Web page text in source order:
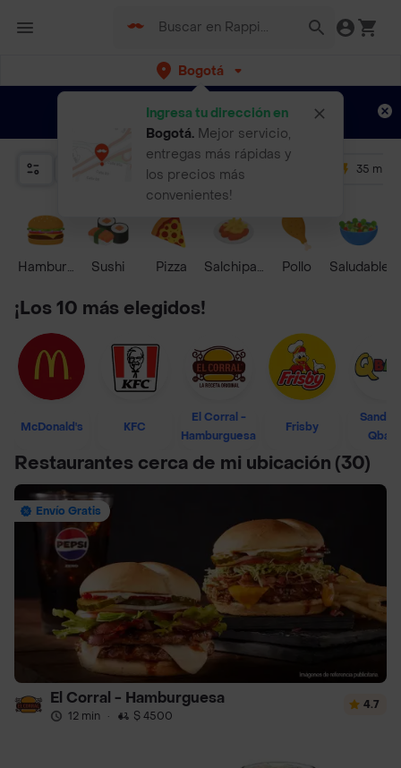
Bogotá
Ingresa tu dirección en
Bogotá. Mejor servicio,
entregas más rápidas y
los precios más
convenientes!
envíos gratis por semanas Aplican TyC
Relevancia Promos 35 mins
HamburguesaSushi Pizza Salchipapas Pollo Saludable
¡Los 10 más elegidos!
McDonald's KFC
El Corral -
Hamburguesa
Frisby
Restaurantes cerca de mi ubicación (30)
Envío Gratis
El Corral - Hamburguesa
12 min · $ 4500
4.7